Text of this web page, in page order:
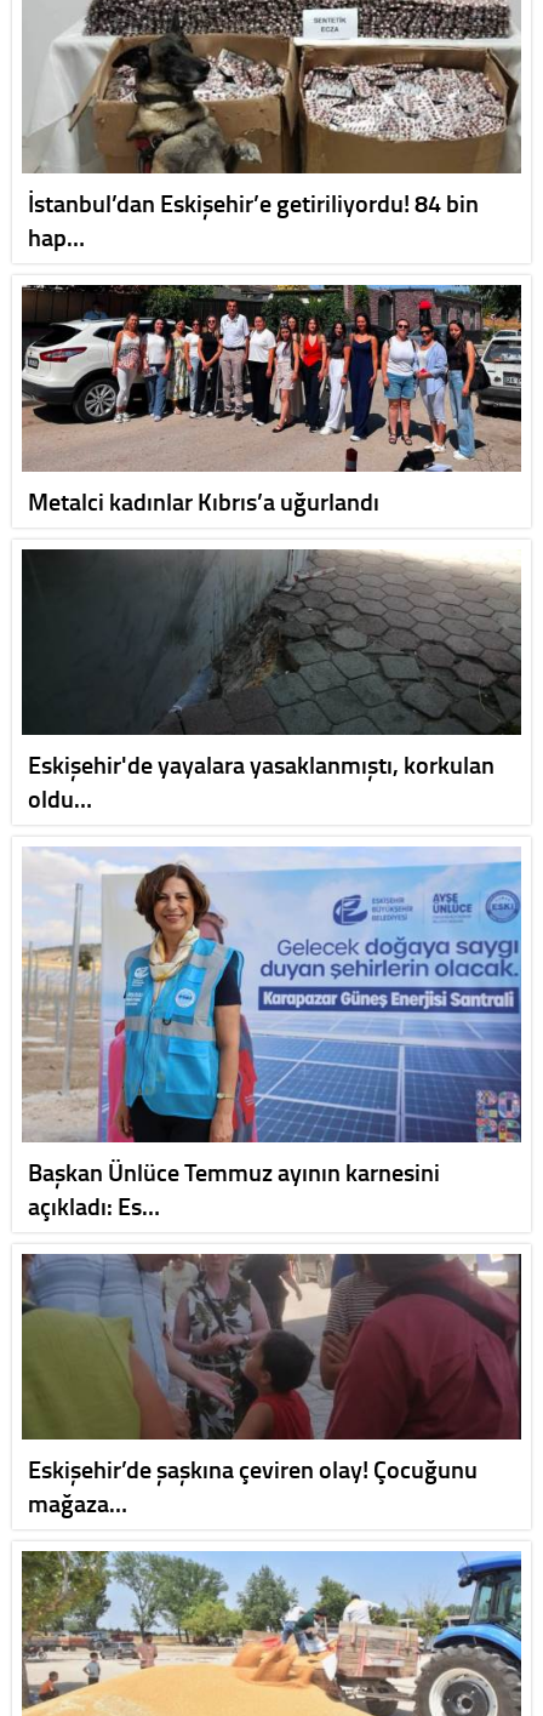
İstanbul’dan Eskişehir’e getiriliyordu! 84 bin
hap…
Metalci kadınlar Kıbrıs’a uğurlandı
Eskişehir'de yayalara yasaklanmıştı, korkulan
oldu…
Başkan Ünlüce Temmuz ayının karnesini
açıkladı: Es…
Eskişehir’de şaşkına çeviren olay! Çocuğunu
mağaza…